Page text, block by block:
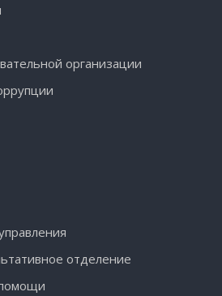
организации
отделение